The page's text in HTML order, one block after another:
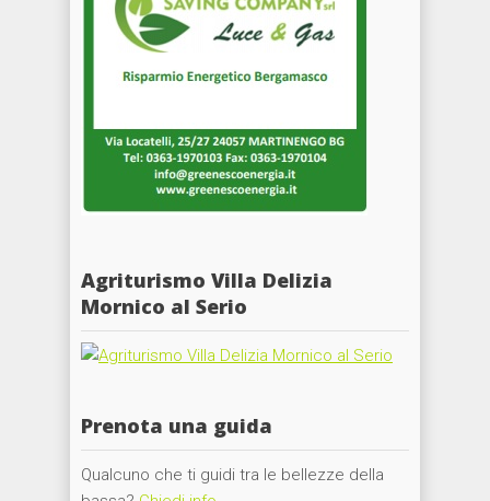
Agriturismo Villa Delizia
Mornico al Serio
Prenota una guida
Qualcuno che ti guidi tra le bellezze della